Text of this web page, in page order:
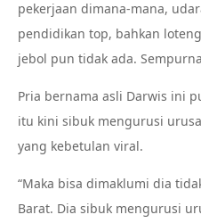
pekerjaan dimana-mana,
pendidikan top, bahkan
jebol pun tidak ada.
Pria bernama asli Darwis ini
itu kini sibuk mengurusi
yang kebetulan viral.
“Maka bisa dimaklumi dia
Barat. Dia sibuk mengurusi